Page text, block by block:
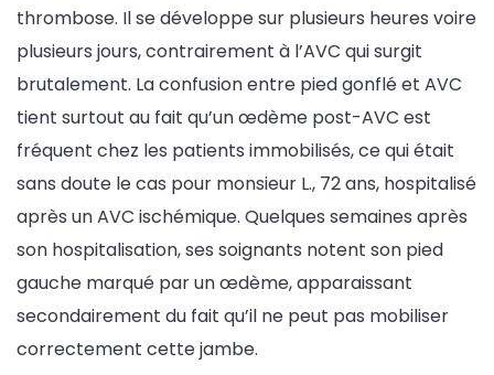
thrombose. Il se développe sur plusieurs heures voire
plusieurs jours, contrairement à l’AVC qui surgit
brutalement. La confusion entre pied gonflé et AVC
tient surtout au fait qu’un œdème post-AVC est
fréquent chez les patients immobilisés, ce qui était
sans doute le cas pour monsieur L., 72 ans, hospitalisé
après un AVC ischémique. Quelques semaines après
son hospitalisation, ses soignants notent son pied
gauche marqué par un œdème, apparaissant
secondairement du fait qu’il ne peut pas mobiliser
correctement cette jambe.